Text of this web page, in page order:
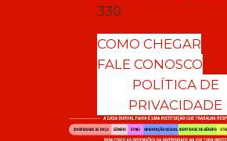
330
COMO CHEGAR
FALE CONOSCO
POLÍTICA DE
PRIVACIDADE